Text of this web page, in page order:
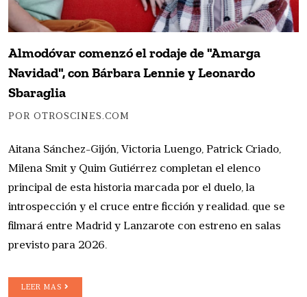
Almodóvar comenzó el rodaje de "Amarga
Navidad", con Bárbara Lennie y Leonardo
Sbaraglia
POR OTROSCINES.COM
Aitana Sánchez-Gijón, Victoria Luengo, Patrick Criado,
Milena Smit y Quim Gutiérrez completan el elenco
principal de esta historia marcada por el duelo, la
introspección y el cruce entre ficción y realidad. que se
filmará entre Madrid y Lanzarote con estreno en salas
previsto para 2026.
LEER MAS